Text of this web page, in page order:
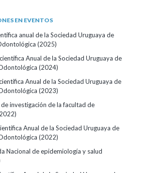
EN EVENTOS
anual de la Sociedad Uruguaya de
(2025)
Anual de la Sociedad Uruguaya de
(2024)
Anual de la Sociedad Uruguaya de
(2023)
investigación de la facultad de
Anual de la Sociedad Uruguaya de
(2022)
Nacional de epidemiología y salud